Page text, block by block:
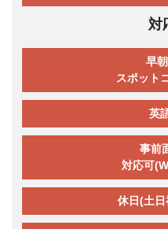
対
早
スポット
英
事前
対応可
休日(土